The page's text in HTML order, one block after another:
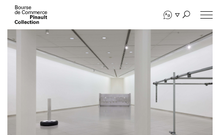
Aller
contenu
principal